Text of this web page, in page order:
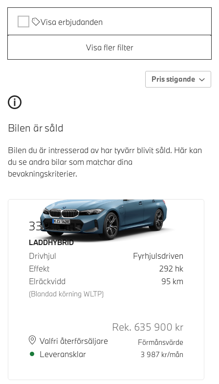
Visa erbjudanden
Visa fler filter
Pris stigande
Bilen är såld
Bilen du är intresserad av har tyvärr blivit såld. Här kan
du se andra bilar som matchar dina
bevakningskriterier.
330e xDrive
Bränsle
LADDHYBRID
Drivhjul
Fyrhjulsdriven
Effekt
292 hk
Elräckvidd
(Blandad körning WLTP)
95 km
PlatsValfri återförsäljare
Leveranstid
Leveransklar
Rek. ord
Rek. 635 900 kr
Förmånsvärde
3 987 kr/mån